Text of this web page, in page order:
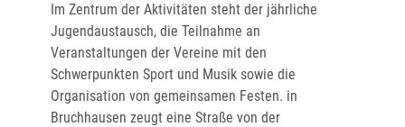
Im Zentrum der Aktivitäten steht der jährliche
Jugendaustausch, die Teilnahme an
Veranstaltungen der Vereine mit den
Schwerpunkten Sport und Musik sowie die
Organisation von gemeinsamen Festen. in
Bruchhausen zeugt eine Straße von der